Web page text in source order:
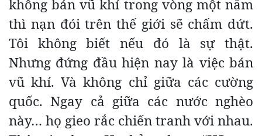
không bán vũ khí trong vòng một năm
thì nạn đói trên thế giới sẽ chấm dứt.
Tôi không biết nếu đó là sự thật.
Nhưng đứng đầu hiện nay là việc bán
vũ khí. Và không chỉ giữa các cường
quốc. Ngay cả giữa các nước nghèo
này… họ gieo rắc chiến tranh với nhau.